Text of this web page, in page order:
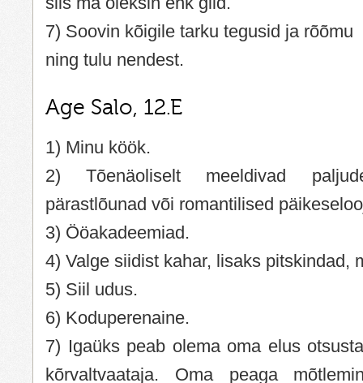
7) Soovin kõigile tarku tegusid ja rõõmu
ning tulu nendest.
Age Salo, 12.E
1) Minu köök.
2) Tõenäoliselt meeldivad
pärastlõunad või romantilised
3) Ööakadeemiad.
4) Valge siidist kahar, lisaks pitskindad,
5) Siil udus.
6) Koduperenaine.
7) Igaüks peab olema oma elus
kõrvaltvaataja. Oma peaga